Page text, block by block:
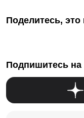
Поделитесь,
Подпишитесь